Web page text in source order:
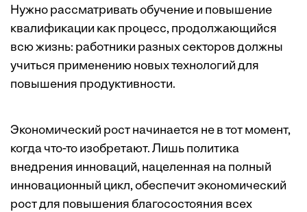
Нужно рассматривать обучение и повышение
квалификации как процесс, продолжающийся
всю жизнь: работники разных секторов должны
учиться применению новых технологий для
повышения продуктивности.
Экономический рост начинается не в тот момент,
когда что-то изобретают. Лишь политика
внедрения инноваций, нацеленная на полный
инновационный цикл, обеспечит экономический
рост для повышения благосостояния всех